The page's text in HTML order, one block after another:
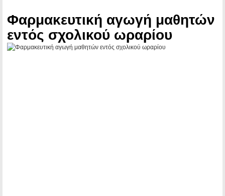
Φαρμακευτική αγωγή μαθητών
εντός σχολικού ωραρίου